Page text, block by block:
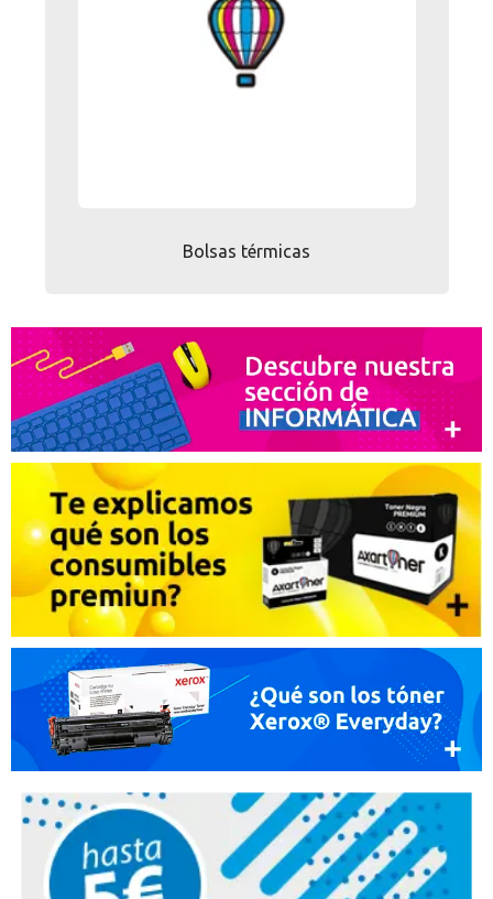
Recibe nuestras promociones y ofertas suscribiéndote a nuestro
boletin de noticias
Bolsas térmicas